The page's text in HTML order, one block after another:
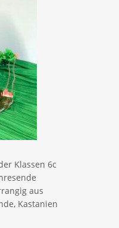
Klassen 6c
aus
Kastanien